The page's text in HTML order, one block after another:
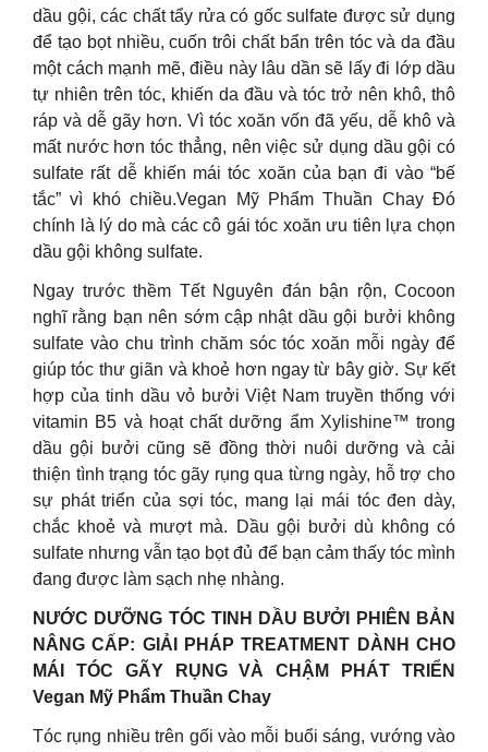
dầu gội, các chất tẩy rửa có gốc sulfate được sử dụng
để tạo bọt nhiều, cuốn trôi chất bẩn trên tóc và da đầu
một cách mạnh mẽ, điều này lâu dần sẽ lấy đi lớp dầu
tự nhiên trên tóc, khiến da đầu và tóc trở nên khô, thô
ráp và dễ gãy hơn. Vì tóc xoăn vốn đã yếu, dễ khô và
mất nước hơn tóc thẳng, nên việc sử dụng dầu gội có
sulfate rất dễ khiến mái tóc xoăn của bạn đi vào “bế
tắc” vì khó chiều.Vegan Mỹ Phẩm Thuần Chay Đó
chính là lý do mà các cô gái tóc xoăn ưu tiên lựa chọn
dầu gội không sulfate.
Ngay trước thềm Tết Nguyên đán bận rộn, Cocoon
nghĩ rằng bạn nên sớm cập nhật dầu gội bưởi không
sulfate vào chu trình chăm sóc tóc xoăn mỗi ngày để
giúp tóc thư giãn và khoẻ hơn ngay từ bây giờ. Sự kết
hợp của tinh dầu vỏ bưởi Việt Nam truyền thống với
vitamin B5 và hoạt chất dưỡng ẩm Xylishine™ trong
dầu gội bưởi cũng sẽ đồng thời nuôi dưỡng và cải
thiện tình trạng tóc gãy rụng qua từng ngày, hỗ trợ cho
sự phát triển của sợi tóc, mang lại mái tóc đen dày,
chắc khoẻ và mượt mà. Dầu gội bưởi dù không có
sulfate nhưng vẫn tạo bọt đủ để bạn cảm thấy tóc mình
đang được làm sạch nhẹ nhàng.
NƯỚC DƯỠNG TÓC TINH DẦU BƯỞI PHIÊN BẢN
NÂNG CẤP: GIẢI PHÁP TREATMENT DÀNH CHO
MÁI TÓC GÃY RỤNG VÀ CHẬM PHÁT TRIỂN
Vegan Mỹ Phẩm Thuần Chay
Tóc rụng nhiều trên gối vào mỗi buổi sáng, vướng vào